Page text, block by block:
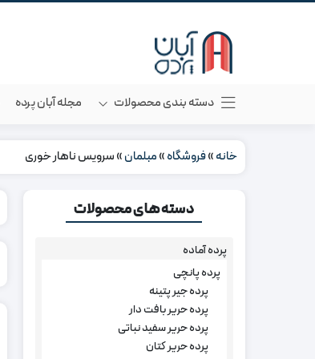
دسته بندی محصولات مجله آبان پرده
خانه»فروشگاه»مبلمان»سرویس ناهار خوری
دسته های محصولات
پرده آماده
پرده پانچی
پرده جیر پتینه
پرده حریر بافت دار
پرده حریر سفید نباتی
پرده حریر کتان